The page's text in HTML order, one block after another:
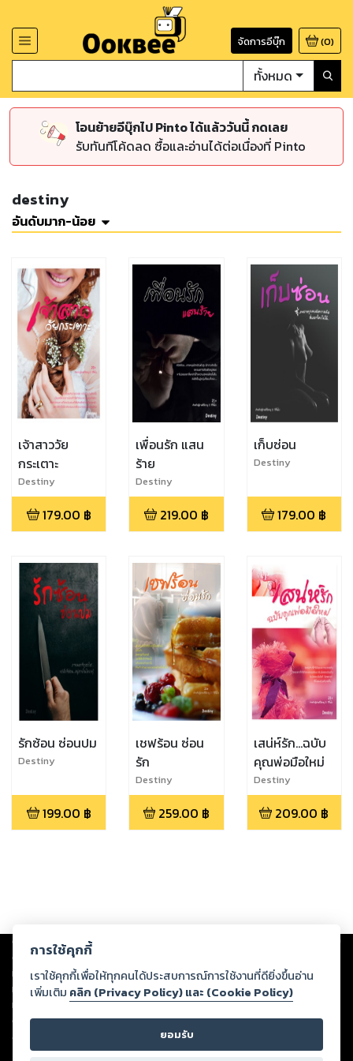
จัดการอีบุ๊ก (0)
ทั้งหมด
โอนย้ายอีบุ๊กไป Pinto ได้แล้ววันนี้ กดเลย
รับทันทีโค้ดลด ซื้อและอ่านได้ต่อเนื่องที่ Pinto
destiny
อันดับมาก-น้อย
เจ้าสาววัย
กระเตาะ
Destiny
179.00 ฿
เพื่อนรัก แสน
ร้าย
Destiny
219.00 ฿
เก็บซ่อน
Destiny
179.00 ฿
รักซ้อน ซ่อนปม
Destiny
199.00 ฿
เชฟร้อน ซ่อน
รัก
Destiny
259.00 ฿
เสน่ห์รัก...ฉบับ
คุณพ่อมือใหม่
Destiny
209.00 ฿
Copyright © 2026
ต่อผลงานหรือเนื้อหาใดที่อัปโหลดผ่านเว็บไซต์และปรากฏว่าละเมิดสิทธิใน
ทรัพย์สินทางปัญญาของบุคคลอื่นหรือขัดต่อกฎหมายและศีลธรรม ดังนั้น ผู้อ่าน
ทุกท่านโปรดใช้วิจารณญาณในการกลั่นกรองด้วยตนเอง และหากท่านพบว่าส่วน
หนึ่งส่วนใดขัดต่อกฎหมายและศีลธรรม กรุณาแจ้งมายังบริษัท เพื่อทีมงานจะได้
ดำเนินการในทันที ทั้งนี้ ทางสตอรี่ล็อกขอสงวนลิขสิทธิ์ตามพระราชบัญญัติ
ลิขสิทธิ์ พ.ศ. 2537 (ฉบับล่าสุด)
การใช้คุกกี้
เราใช้คุกกี้เพื่อให้ทุกคนได้ประสบการณ์การใช้งานที่ดียิ่งขึ้นอ่าน
เพิ่มเติม คลิก (Privacy Policy) และ (Cookie Policy)
ยอมรับ